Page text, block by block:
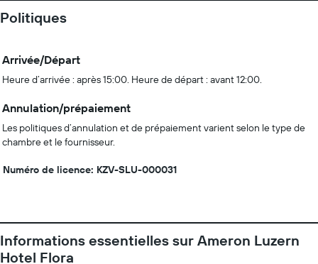
Politiques
Arrivée/Départ
Heure d’arrivée : après 15:00. Heure de départ : avant 12:00.
Annulation/prépaiement
Les politiques d’annulation et de prépaiement varient selon le type de
chambre et le fournisseur.
Numéro de licence: KZV-SLU-000031
Informations essentielles sur Ameron Luzern
Hotel Flora